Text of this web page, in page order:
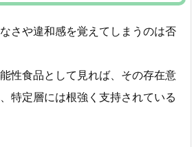
さや違和感を覚えてしまうのは否
性食品として見れば、その存在意
特定層には根強く支持されている